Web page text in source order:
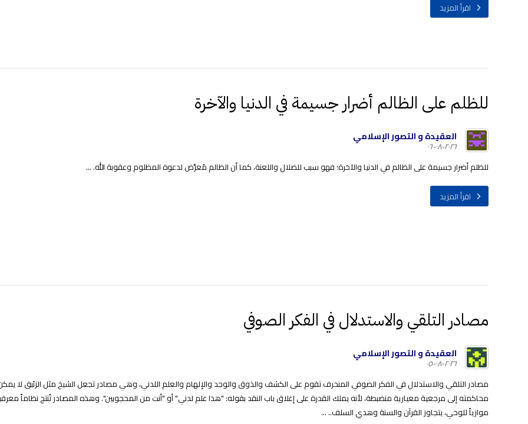
اقرأ المزيد
للظلم على الظالم أضرار جسيمة في الدنيا والآخرة
العقيدة و التصور الإسلامي
٢٠٢٦-٠٨-٠٦
للظلم أضرار جسيمة على الظالم في الدنيا والآخرة؛ فهو سبب للضلال واللعنة، كما أن الظالم مُعرَّض لدعوة المظلوم وعقوبة الله. ...
اقرأ المزيد
مصادر التلقي والاستدلال في الفكر الصوفي
العقيدة و التصور الإسلامي
٢٠٢٦-٠٨-٠٥
مصادر التلقي والاستدلال في الفكر الصوفي المنحرف تقوم على الكشف والذوق والوجد والإلهام والعلم اللدني، وهي مصادر تجعل الشيخ مثل الزئبق لا
محاكمته إلى مرجعية معيارية منضبطة، لأنه يملك القدرة على إغلاق باب النقد بقوله: "هذا علم لدني" أو "أنت من المحجوبين". وهذه المصادر تُنتج نظاماً
موازياً للوحي، يتجاوز القرآن والسنة وهدي السلف.. ...